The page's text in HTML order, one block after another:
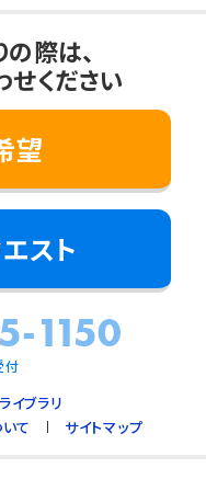
際は、
ください
望
スト
1150
付
イブラリ
て サイトマップ